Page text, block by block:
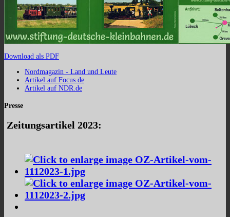
Download als PDF
Nordmagazin - Land und Leute
Artikel auf Focus.de
Artikel auf NDR.de
Presse
Zeitungsartikel 2023: